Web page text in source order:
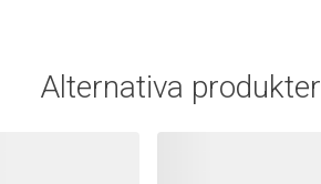
Alternativa produkter